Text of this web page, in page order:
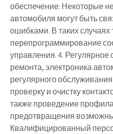
обеспечение: Некоторые
автомобиля могут быть
ошибками. В таких
перепрограммирование
управления. 4.
ремонта, электроника
регулярного
проверку и очистку
также проведение
предотвращения
Квалифицированный